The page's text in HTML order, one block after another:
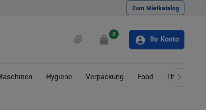
Zum Mietkatalog
0
Ihr Konto
Hygiene Verpackung Food Themen